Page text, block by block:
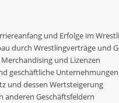
und Erfolge im
durch Wrestlingverträge und
und Lizenzen
geschäftliche Unternehmungen
und dessen Wertsteigerung
anderen Geschäftsfeldern